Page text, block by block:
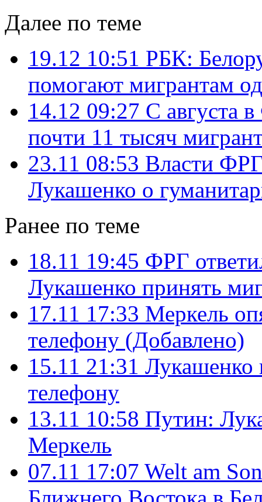
Далее по теме
19.12 10:51 РБК:
помогают мигрантам
14.12 09:27 C августа
почти 11 тысяч
23.11 08:53 Власти
Лукашенко о
Ранее по теме
18.11 19:45 ФРГ
Лукашенко принять
17.11 17:33 Меркель
телефону (Добавлено)
15.11 21:31 Лукашенко
телефону
13.11 10:58 Путин:
Меркель
07.11 17:07 Welt am